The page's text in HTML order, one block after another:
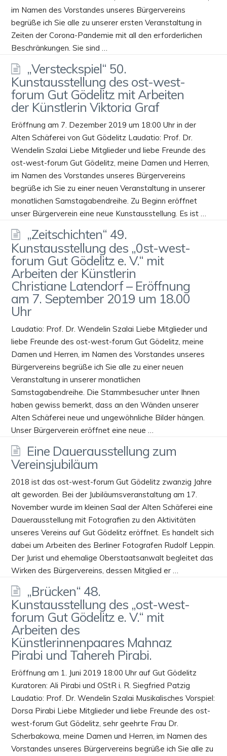
im Namen des Vorstandes unseres Bürgervereins
begrüße ich Sie alle zu unserer ersten Veranstaltung in
Zeiten der Corona-Pandemie mit all den erforderlichen
Beschränkungen. Sie sind …
„Versteckspiel“ 50.
Kunstausstellung des ost-west-
forum Gut Gödelitz mit Arbeiten
der Künstlerin Viktoria Graf
Eröffnung am 7. Dezember 2019 um 18:00 Uhr in der
Alten Schäferei von Gut Gödelitz Laudatio: Prof. Dr.
Wendelin Szalai Liebe Mitglieder und liebe Freunde des
ost-west-forum Gut Gödelitz, meine Damen und Herren,
im Namen des Vorstandes unseres Bürgervereins
begrüße ich Sie zu einer neuen Veranstaltung in unserer
monatlichen Samstagabendreihe. Zu Beginn eröffnet
unser Bürgerverein eine neue Kunstausstellung. Es ist …
„Zeitschichten“ 49.
Kunstausstellung des „0st-west-
forum Gut Gödelitz e. V.“ mit
Arbeiten der Künstlerin
Christiane Latendorf – Eröffnung
am 7. September 2019 um 18.00
Uhr
Laudatio: Prof. Dr. Wendelin Szalai Liebe Mitglieder und
liebe Freunde des ost-west-forum Gut Gödelitz, meine
Damen und Herren, im Namen des Vorstandes unseres
Bürgervereins begrüße ich Sie alle zu einer neuen
Veranstaltung in unserer monatlichen
Samstagabendreihe. Die Stammbesucher unter Ihnen
haben gewiss bemerkt, dass an den Wänden unserer
Alten Schäferei neue und ungewöhnliche Bilder hängen.
Unser Bürgerverein eröffnet eine neue …
Eine Dauerausstellung zum
Vereinsjubiläum
2018 ist das ost-west-forum Gut Gödelitz zwanzig Jahre
alt geworden. Bei der Jubiläumsveranstaltung am 17.
November wurde im kleinen Saal der Alten Schäferei eine
Dauerausstellung mit Fotografien zu den Aktivitäten
unseres Vereins auf Gut Gödelitz eröffnet. Es handelt sich
dabei um Arbeiten des Berliner Fotografen Rudolf Leppin.
Der Jurist und ehemalige Oberstaatsanwalt begleitet das
Wirken des Bürgervereins, dessen Mitglied er …
„Brücken“ 48.
Kunstausstellung des „ost-west-
forum Gut Gödelitz e. V.“ mit
Arbeiten des
Künstlerinnenpaares Mahnaz
Pirabi und Tahereh Pirabi.
Eröffnung am 1. Juni 2019 18:00 Uhr auf Gut Gödelitz
Kuratoren: Ali Pirabi und OStR i. R. Siegfried Patzig
Laudatio: Prof. Dr. Wendelin Szalai Musikalisches Vorspiel:
Dorsa Pirabi Liebe Mitglieder und liebe Freunde des ost-
west-forum Gut Gödelitz, sehr geehrte Frau Dr.
Scherbakowa, meine Damen und Herren, im Namen des
Vorstandes unseres Bürgervereins begrüße ich Sie alle zu